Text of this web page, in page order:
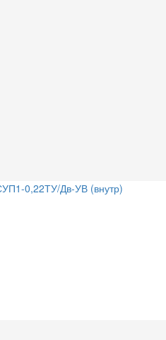
0,22ТУ/Дв-УВ (внутр)